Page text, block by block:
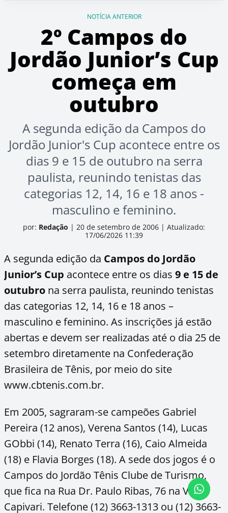
NOTÍCIA ANTERIOR
2º Campos do
Jordão Junior’s Cup
começa em
outubro
A segunda edição da Campos do
Jordão Junior's Cup acontece entre os
dias 9 e 15 de outubro na serra
paulista, reunindo tenistas das
categorias 12, 14, 16 e 18 anos -
masculino e feminino.
por: Redação | 20 de setembro de 2006 | Atualizado:
17/06/2026 11:39
A segunda edição da Campos do Jordão
Junior’s Cup acontece entre os dias 9 e 15 de
outubro na serra paulista, reunindo tenistas
das categorias 12, 14, 16 e 18 anos –
masculino e feminino. As inscrições já estão
abertas e devem ser realizadas até o dia 25 de
setembro diretamente na Confederação
Brasileira de Tênis, por meio do site
www.cbtenis.com.br.
Em 2005, sagraram-se campeões Gabriel
Pereira (12 anos), Verena Santos (14), Lucas
GObbi (14), Renato Terra (16), Caio Almeida
(18) e Flavia Borges (18). A sede dos jogos é o
Campos do Jordão Tênis Clube de Turismo,
que fica na Rua Dr. Paulo Ribas, 76 na Vila
Capivari. Telefone (12) 3663-1313 ou (12) 3663-